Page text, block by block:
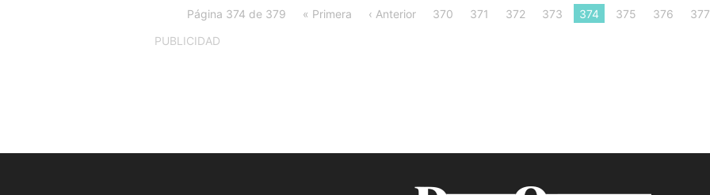
Página 374 de 379 « Primera ‹ Anterior 370 371 372 373 374 375 376 377
PUBLICIDAD